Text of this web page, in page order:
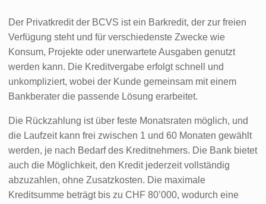
Der Privatkredit der BCVS ist ein Barkredit, der zur freien
Verfügung steht und für verschiedenste Zwecke wie
Konsum, Projekte oder unerwartete Ausgaben genutzt
werden kann. Die Kreditvergabe erfolgt schnell und
unkompliziert, wobei der Kunde gemeinsam mit einem
Bankberater die passende Lösung erarbeitet.
Die Rückzahlung ist über feste Monatsraten möglich, und
die Laufzeit kann frei zwischen 1 und 60 Monaten gewählt
werden, je nach Bedarf des Kreditnehmers. Die Bank bietet
auch die Möglichkeit, den Kredit jederzeit vollständig
abzuzahlen, ohne Zusatzkosten. Die maximale
Kreditsumme beträgt bis zu CHF 80’000, wodurch eine